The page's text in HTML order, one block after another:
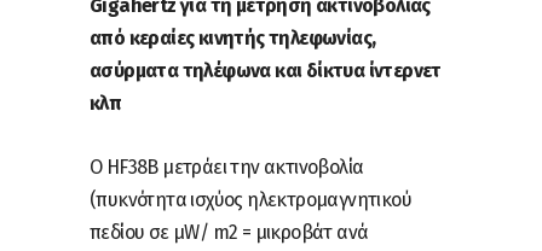
Gigahertz για τη μέτρηση ακτινοβολίας
από κεραίες κινητής τηλεφωνίας,
ασύρματα τηλέφωνα και δίκτυα ίντερνετ
κλπ
Ο HF38B μετράει την ακτινοβολία
(πυκνότητα ισχύος ηλεκτρομαγνητικού
πεδίου σε μW/ m2 = μικροβάτ ανά